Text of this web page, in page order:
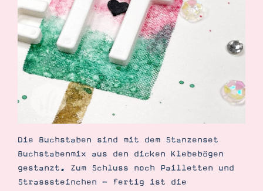
Die Buchstaben sind mit dem Stanzenset
Buchstabenmix aus den dicken Klebebögen
gestanzt. Zum Schluss noch Pailletten und
Strasssteinchen - fertig ist die